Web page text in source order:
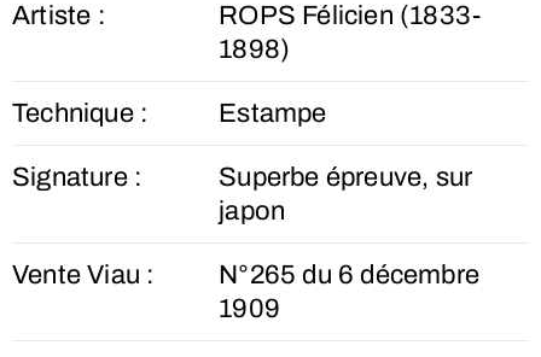
Artiste :
ROPS Félicien (1833-
1898)
Technique : Estampe
Signature :
Superbe épreuve, sur
japon
Vente Viau :
N°265 du 6 décembre
1909